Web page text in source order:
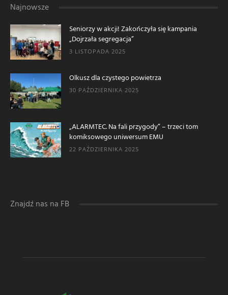
Najnowsze
Seniorzy w akcji! Zakończyła się kampania
„Dojrzała segregacja”
3 LISTOPADA 2025
Olkusz dla czystego powietrza
30 PAŹDZIERNIKA 2025
„ALARMTEC. Na fali przygody” – trzeci tom
komiksowego uniwersum EMU
22 PAŹDZIERNIKA 2025
Znajdź nas na FB